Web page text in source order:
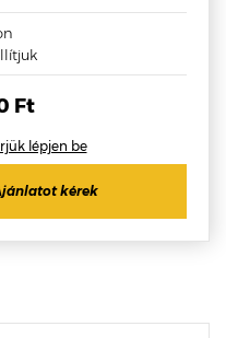
Ft
lépjen be
kérek